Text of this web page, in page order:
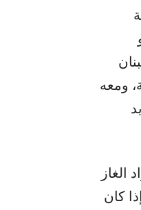
ومعه
كان